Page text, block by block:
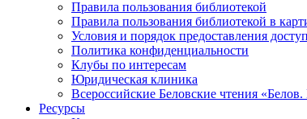
Правила пользования библиотекой
Правила пользования библиотекой в
Условия и порядок предоставления
Политика конфиденциальности
Клубы по интересам
Юридическая клиника
Всероссийские Беловские чтения «Белов.
Ресурсы